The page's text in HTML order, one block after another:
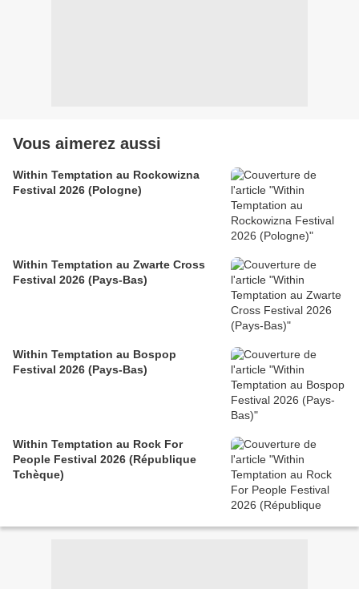
Vous aimerez aussi
Within Temptation au Rockowizna
Festival 2026 (Pologne)
Within Temptation au Zwarte Cross
Festival 2026 (Pays-Bas)
Within Temptation au Bospop
Festival 2026 (Pays-Bas)
Within Temptation au Rock For
People Festival 2026 (République
Tchèque)